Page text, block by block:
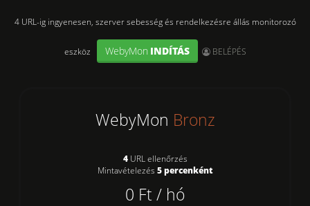
4 URL-ig ingyenesen, szerver sebesség és rendelkezésre állás monitorozó
eszköz WebyMon INDÍTÁS User:
BELÉPÉS
WebyMon Bronz
4URL ellenőrzés
Mintavételezés 5 percenként
0 Ft / hó